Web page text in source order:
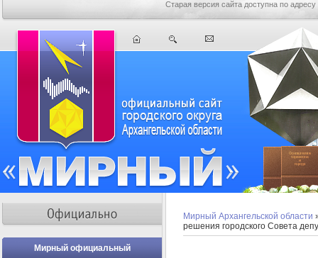
Старая версия сайта доступна по адресу
Мирный официальный
Мирный Архангельской области
решения городского Совета